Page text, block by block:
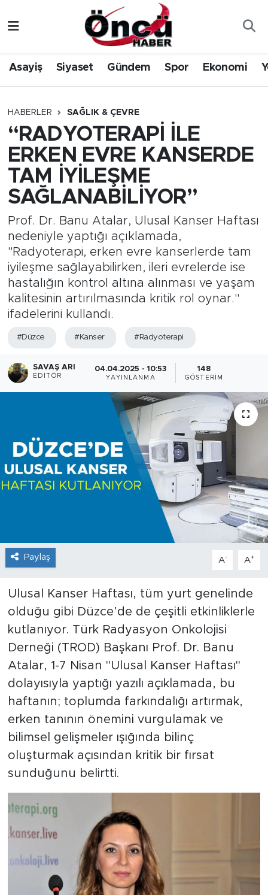
Asayiş Siyaset Gündem Spor Ekonomi
HABERLER SAĞLIK & ÇEVRE
“RADYOTERAPİ İLE
ERKEN EVRE KANSERDE
TAM İYİLEŞME
SAĞLANABİLİYOR”
Prof. Dr. Banu Atalar, Ulusal Kanser Haftası
nedeniyle yaptığı açıklamada,
"Radyoterapi, erken evre kanserlerde tam
iyileşme sağlayabilirken, ileri evrelerde ise
hastalığın kontrol altına alınması ve yaşam
kalitesinin artırılmasında kritik rol oynar."
ifadelerini kullandı.
#Düzce #Kanser #Radyoterapi
SAVAŞ ARI
EDITÖR
04.04.2025 - 10:53
YAYINLANMA
148
GÖSTERIM
Paylaş A- A+
Ulusal Kanser Haftası, tüm yurt genelinde
olduğu gibi Düzce’de de çeşitli etkinliklerle
kutlanıyor. Türk Radyasyon Onkolojisi
Derneği (TROD) Başkanı Prof. Dr. Banu
Atalar, 1-7 Nisan "Ulusal Kanser Haftası"
dolayısıyla yaptığı yazılı açıklamada, bu
haftanın; toplumda farkındalığı artırmak,
erken tanının önemini vurgulamak ve
bilimsel gelişmeler ışığında bilinç
oluşturmak açısından kritik bir fırsat
sunduğunu belirtti.
Gündem
Sağlık & Çevre
Spor
Siyaset
Yerel Haber
Öncü TV İzle
Düzce Nöbetçi Eczaneler
Düzce Hava Durumu
Düzce Namaz Vakitleri
Düzce Trafik Yoğunluk Haritası
Süper Lig Puan Durumu ve Fikstür
Tüm Manşetler
Son Dakika Haberleri
Haber Arşivi